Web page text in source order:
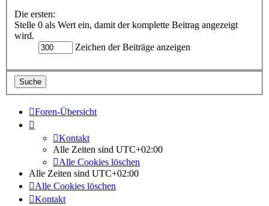
Die ersten:
Stelle 0 als Wert ein, damit der komplette Beitrag angezeigt
wird.
Zeichen der Beiträge anzeigen
Foren-Übersicht
Kontakt
Alle Zeiten sind UTC+02:00
Alle Cookies löschen
Alle Zeiten sind UTC+02:00
Alle Cookies löschen
Kontakt